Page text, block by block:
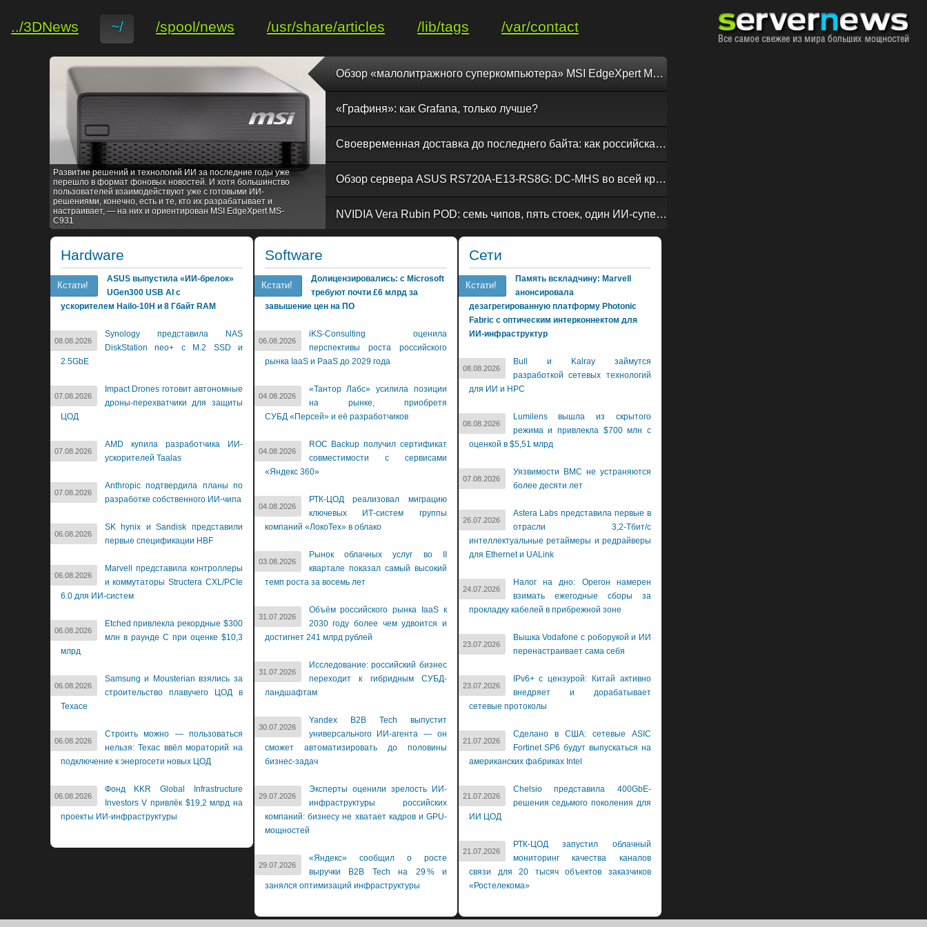
../3DNews ~/ /spool/news /usr/share/articles /lib/tags /var/contact
Развитие решений и технологий ИИ за последние годы уже
перешло в формат фоновых новостей. И хотя большинство
пользователей взаимодействуют уже с готовыми ИИ-
решениями, конечно, есть и те, кто их разрабатывает и
настраивает, — на них и ориентирован MSI EdgeXpert MS-
C931
Обзор «малолитражного суперкомпьютера» MSI EdgeXpert MS-C931
«Графиня»: как Grafana, только лучше?
Своевременная доставка до последнего байта: как российская сеть Curator CDN совмещает скорость, безопасность и гибкость управления
Обзор сервера ASUS RS720A-E13-RS8G: DC-MHS во всей красе
NVIDIA Vera Rubin POD: семь чипов, пять стоек, один ИИ-суперкомпьютер
Hardware
Кстати!
ASUS выпустила «ИИ-брелок»
UGen300 USB AI с
ускорителем Hailo-10H и 8 Гбайт RAM
08.08.2026
Synology представила NAS
DiskStation neo+ с M.2 SSD и
2.5GbE
07.08.2026
Impact Drones готовит автономные
дроны-перехватчики для защиты
ЦОД
07.08.2026
AMD купила разработчика ИИ-
ускорителей Taalas
07.08.2026
Anthropic подтвердила планы по
разработке собственного ИИ-чипа
06.08.2026
SK hynix и Sandisk представили
первые спецификации HBF
06.08.2026
Marvell представила контроллеры
и коммутаторы Structera CXL/PCIe
6.0 для ИИ-систем
06.08.2026
Etched привлекла рекордные $300
млн в раунде C при оценке $10,3
млрд
06.08.2026
Samsung и Mousterian взялись за
строительство плавучего ЦОД в
Техасе
06.08.2026
Строить можно — пользоваться
нельзя: Техас ввёл мораторий на
подключение к энергосети новых ЦОД
06.08.2026
Фонд KKR Global Infrastructure
Investors V привлёк $19,2 млрд на
проекты ИИ-инфраструктуры
Software
Кстати!
Долицензировались: с Microsoft
требуют почти £6 млрд за
завышение цен на ПО
06.08.2026
iKS-Consulting оценила
перспективы роста российского
рынка IaaS и PaaS до 2029 года
04.08.2026
«Тантор Лабс» усилила позиции
на рынке, приобретя
СУБД «Персей» и её разработчиков
04.08.2026
ROC Backup получил сертификат
совместимости с сервисами
«Яндекс 360»
04.08.2026
РТК-ЦОД реализовал миграцию
ключевых ИТ-систем группы
компаний «ЛокоТех» в облако
03.08.2026
Рынок облачных услуг во II
квартале показал самый высокий
темп роста за восемь лет
31.07.2026
Объём российского рынка IaaS к
2030 году более чем удвоится и
достигнет 241 млрд рублей
31.07.2026
Исследование: российский бизнес
переходит к гибридным СУБД-
ландшафтам
30.07.2026
Yandex B2B Tech выпустит
универсального ИИ-агента — он
сможет автоматизировать до половины
бизнес-задач
29.07.2026
Эксперты оценили зрелость ИИ-
инфраструктуры российских
компаний: бизнесу не хватает кадров и GPU-
мощностей
29.07.2026
«Яндекс» сообщил о росте
выручки B2B Tech на 29 % и
занялся оптимизаций инфраструктуры
Сети
Кстати!
Память вскладчину: Marvell
анонсировала
дезагрегированную платформу Photonic
Fabric с оптическим интерконнектом для
ИИ-инфраструктур
08.08.2026
Bull и Kalray займутся
разработкой сетевых технологий
для ИИ и НРС
08.08.2026
Lumilens вышла из скрытого
режима и привлекла $700 млн с
оценкой в $5,51 млрд
07.08.2026
Уязвимости BMC не устраняются
более десяти лет
26.07.2026
Astera Labs представила первые в
отрасли 3,2-Тбит/с
интеллектуальные ретаймеры и редрайверы
для Ethernet и UALink
24.07.2026
Налог на дно: Орегон намерен
взимать ежегодные сборы за
прокладку кабелей в прибрежной зоне
23.07.2026
Вышка Vodafone с роборукой и ИИ
перенастраивает сама себя
23.07.2026
IPv6+ с цензурой: Китай активно
внедряет и дорабатывает
сетевые протоколы
21.07.2026
Сделано в США: сетевые ASIC
Fortinet SP6 будут выпускаться на
американских фабриках Intel
21.07.2026
Chelsio представила 400GbE-
решения седьмого поколения для
ИИ ЦОД
21.07.2026
РТК-ЦОД запустил облачный
мониторинг качества каналов
связи для 20 тысяч объектов заказчиков
«Ростелекома»